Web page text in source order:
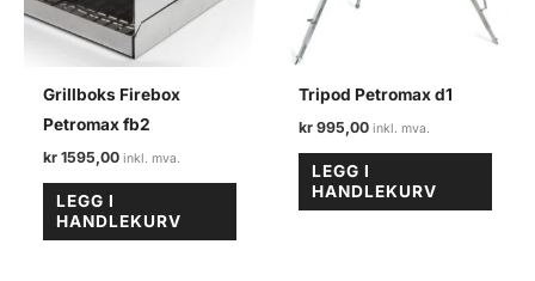
Grillboks Firebox
Petromax fb2
kr 1595,00
LEGG I
HANDLEKURV
Tripod Petromax d1
kr 995,00
LEGG I
HANDLEKURV